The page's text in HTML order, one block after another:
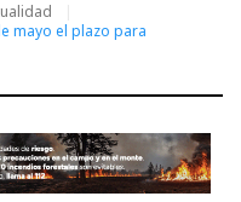
mayo el plazo para